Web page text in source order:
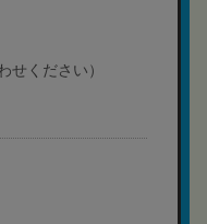
せください）